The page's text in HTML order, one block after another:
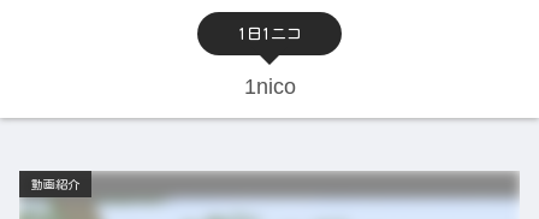
1日1ニコ
1nico
動画紹介